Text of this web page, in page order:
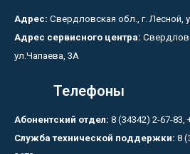
Адрес: Свердловская обл., г. Лесной,
Адрес сервисного центра:
ул.Чапаева, 3А
Телефоны
Абонентский отдел: 8 (34342) 2-67-83,
Служба технической поддержки: 8